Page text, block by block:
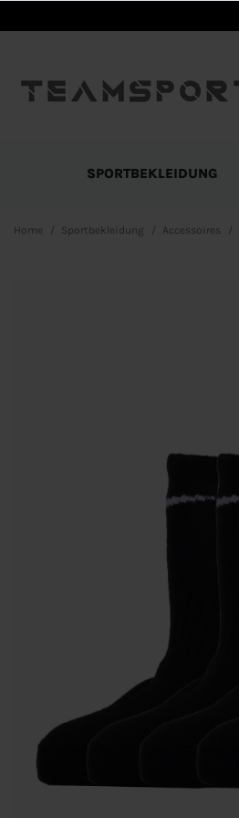
SPORTBEKLEIDUNG
Home Sportbekleidung Accessoires